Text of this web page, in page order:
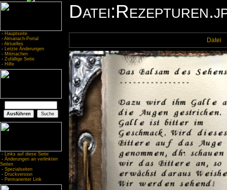
- Hauptseite
- Almanach-Portal
- Aktuelles
- Letzte Änderungen
- Mitmachen
- Zufällige Seite
- Hilfe
- Links auf diese Seite
- Änderungen an verlinkten
Seiten
- Spezialseiten
- Druckversion
- Permanenter Link
Datei